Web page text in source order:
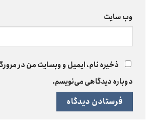
وب‌ سایت
ذخیره نام، ایمیل و وبسایت من در
دوباره دیدگاهی می‌نویسم.